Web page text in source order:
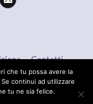
Contatti
- Tema
che tu possa avere la
continui ad utilizzare
tu ne sia felice.